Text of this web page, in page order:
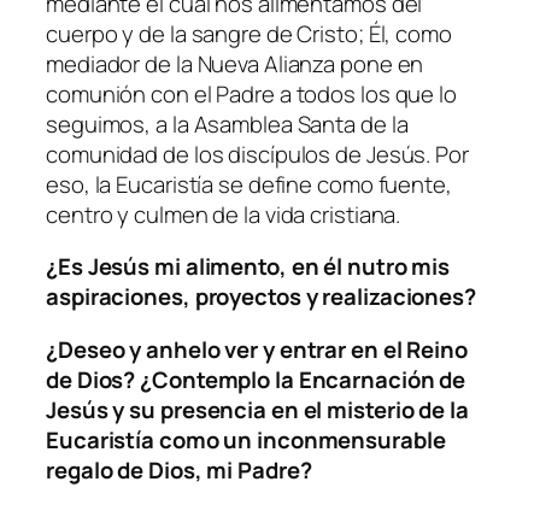
cuerpo y de la sangre de Cristo; Él, como
mediador de la Nueva Alianza pone en
comunión con el Padre a todos los que lo
seguimos, a la Asamblea Santa de la
comunidad de los discípulos de Jesús. Por
eso, la Eucaristía se define como fuente,
centro y culmen de la vida cristiana.
¿Es Jesús mi alimento, en él nutro mis
aspiraciones, proyectos y realizaciones?
¿Deseo y anhelo ver y entrar en el Reino
de Dios? ¿Contemplo la Encarnación de
Jesús y su presencia en el misterio de la
Eucaristía como un inconmensurable
regalo de Dios, mi Padre?